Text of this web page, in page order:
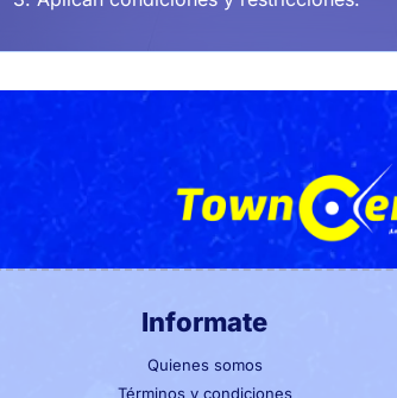
Informate
Quienes somos
Términos y condiciones